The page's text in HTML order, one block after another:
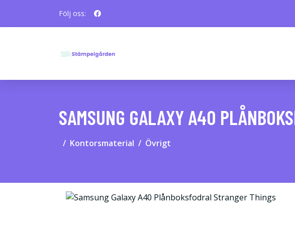
Följ oss:
SAMSUNG GALAXY A40
Kontorsmaterial Övrigt